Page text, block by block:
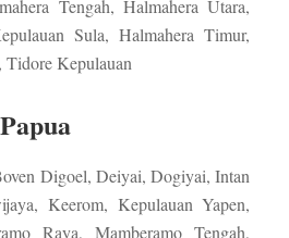
Tengah, Halmahera Utara,
Sula, Halmahera Timur,
Tidore Kepulauan
Digoel, Deiyai, Dogiyai, Intan
Keerom, Kepulauan Yapen,
Raya, Mamberamo Tengah,